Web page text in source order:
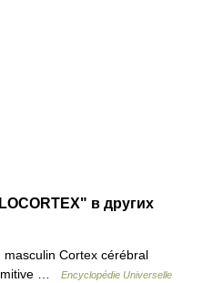
в других
Cortex cérébral
…
Encyclopédie Universelle